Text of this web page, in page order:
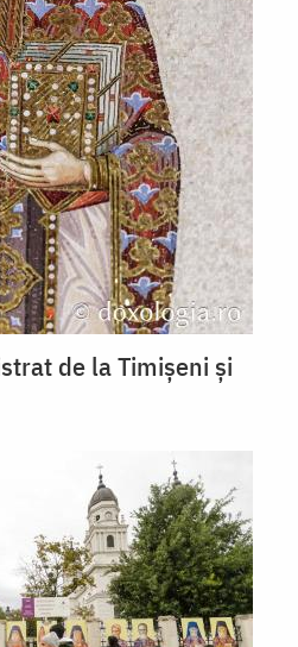
de la Timișeni și